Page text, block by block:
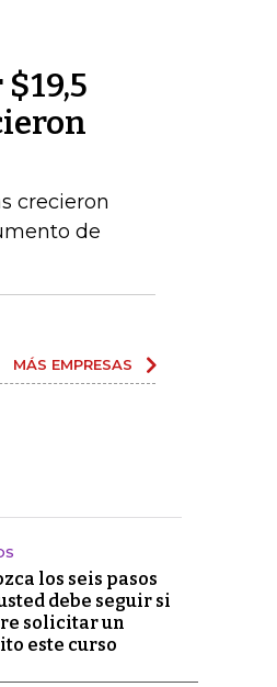
crecieron
de
MÁS EMPRESAS
los seis pasos
debe seguir si
solicitar un
este curso